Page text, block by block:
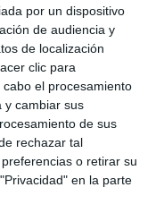
por un dispositivo
de audiencia y
de localización
clic para
el procesamiento
y cambiar sus
de sus
rechazar tal
o retirar su
en la parte